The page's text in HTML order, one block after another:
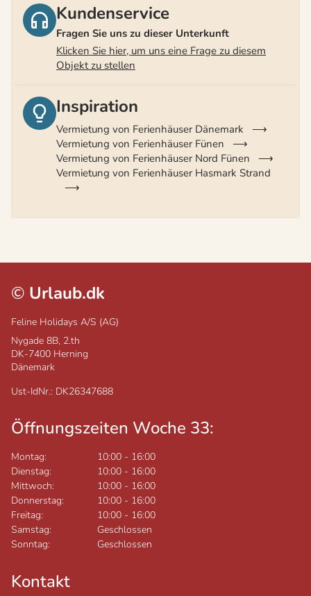
Kundenservice
Fragen Sie uns zu dieser Unterkunft
Klicken Sie hier, um uns eine Frage zu diesem
Objekt zu stellen
Inspiration
Vermietung von Ferienhäuser Dänemark
Vermietung von Ferienhäuser Fünen
Vermietung von Ferienhäuser Nord Fünen
Vermietung von Ferienhäuser Hasmark Strand
© Urlaub.dk
Feline Holidays A/S (AG)
Nygade 8B, 2.th
DK-7400 Herning
Dänemark
Ust-IdNr.: DK26347688
Öffnungszeiten Woche 33:
Montag: 10:00 - 16:00
Dienstag:
10:00 - 16:00
Mittwoch:
10:00 - 16:00
Donnerstag:
10:00 - 16:00
Freitag:
10:00 - 16:00
Samstag:
Geschlossen
Sonntag:
Geschlossen
Kontakt